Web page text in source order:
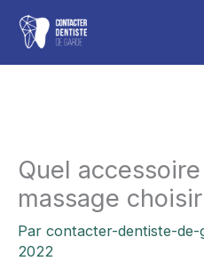
Aller
contenu
Quel
massage choisir
Par contacter-dentiste-de-
2022